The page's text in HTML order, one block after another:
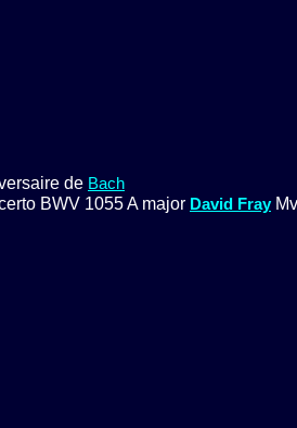
de Bach
BWV 1055 A major David Fray